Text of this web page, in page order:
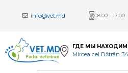
info@vet.md 08:00 - 17:00
ГДЕ МЫ
Mircea cel Bătrân